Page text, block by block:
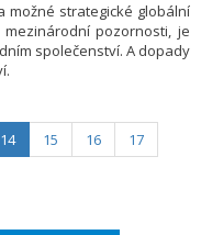
možné strategické globální
pozornosti, je
společenství. A dopady
14 15 16
17